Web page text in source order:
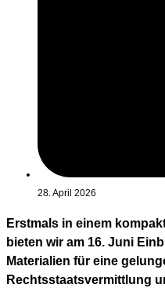
28. April 2026
Erstmals in einem
bieten wir am 16. Juni
Materialien für eine
Rechtsstaatsvermittlung